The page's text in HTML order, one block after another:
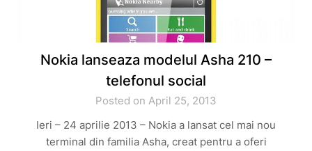
Nokia lanseaza modelul Asha 210 –
telefonul social
Posted on April 25, 2013
Ieri – 24 aprilie 2013 – Nokia a lansat cel mai nou
terminal din familia Asha, creat pentru a oferi